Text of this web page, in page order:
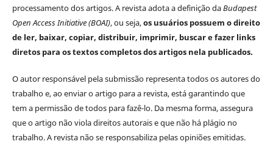
processamento dos artigos. A revista adota a definição daBudapest
Open Access Initiative (BOAI), ou seja,os usuários possuem o direito
de ler, baixar, copiar, distribuir, imprimir, buscar e fazer links
diretos para os textos completos dos artigos nela publicados.
O autor responsável pela submissão representa todos os autores do
trabalho e, ao enviar o artigo para a revista, está garantindo que
tem a permissão de todos para fazê-lo. Da mesma forma, assegura
que o artigo não viola direitos autorais e que não há plágio no
trabalho. A revista não se responsabiliza pelas opiniões emitidas.